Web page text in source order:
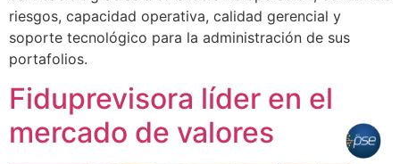
riesgos, capacidad operativa, calidad gerencial y
soporte tecnológico para la administración de sus
portafolios.
Fiduprevisora líder en el
mercado de valores